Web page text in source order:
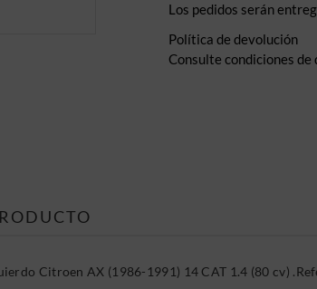
Los pedidos serán
Política de devolución
Consulte condiciones
Citroen AX (1986-1991) 14 CAT 1.4 (80 cv)